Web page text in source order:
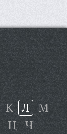
К Л М
Ц Ч